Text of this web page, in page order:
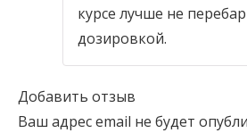
курсе лучше не
дозировкой.
Добавить отзыв
Ваш адрес email не будет